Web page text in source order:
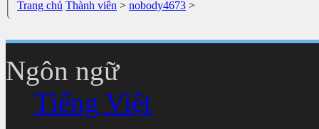
Trang chủ Thành viên > nobody4673 >
Ngôn ngữ
Tiếng Việt